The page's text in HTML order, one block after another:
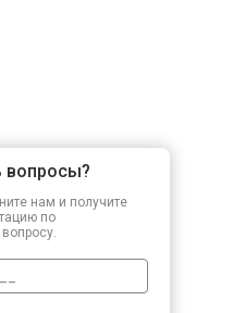
вопросы?
нам и получите
по